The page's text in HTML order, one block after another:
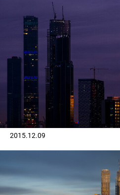
2015.12.09